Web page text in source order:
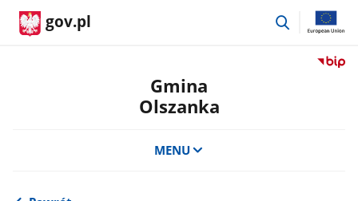
gov.pl
przejdź
Przejdź
Gmina
Olszanka
MENU